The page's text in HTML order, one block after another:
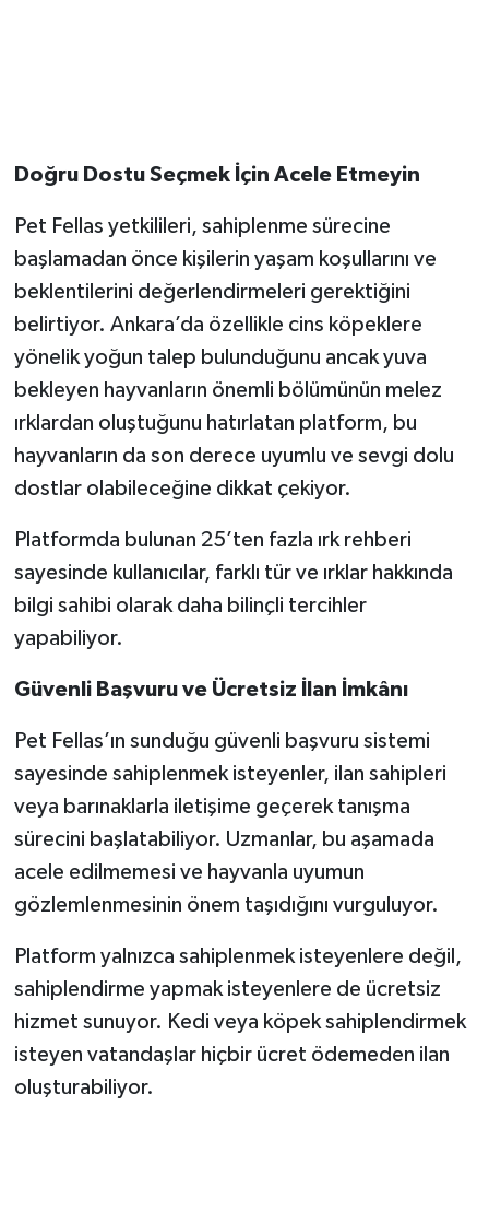
Doğru Dostu Seçmek İçin Acele Etmeyin
Pet Fellas yetkilileri, sahiplenme sürecine
başlamadan önce kişilerin yaşam koşullarını ve
beklentilerini değerlendirmeleri gerektiğini
belirtiyor. Ankara’da özellikle cins köpeklere
yönelik yoğun talep bulunduğunu ancak yuva
bekleyen hayvanların önemli bölümünün melez
ırklardan oluştuğunu hatırlatan platform, bu
hayvanların da son derece uyumlu ve sevgi dolu
dostlar olabileceğine dikkat çekiyor.
Platformda bulunan 25’ten fazla ırk rehberi
sayesinde kullanıcılar, farklı tür ve ırklar hakkında
bilgi sahibi olarak daha bilinçli tercihler
yapabiliyor.
Güvenli Başvuru ve Ücretsiz İlan İmkânı
Pet Fellas’ın sunduğu güvenli başvuru sistemi
sayesinde sahiplenmek isteyenler, ilan sahipleri
veya barınaklarla iletişime geçerek tanışma
sürecini başlatabiliyor. Uzmanlar, bu aşamada
acele edilmemesi ve hayvanla uyumun
gözlemlenmesinin önem taşıdığını vurguluyor.
Platform yalnızca sahiplenmek isteyenlere değil,
sahiplendirme yapmak isteyenlere de ücretsiz
hizmet sunuyor. Kedi veya köpek sahiplendirmek
isteyen vatandaşlar hiçbir ücret ödemeden ilan
oluşturabiliyor.